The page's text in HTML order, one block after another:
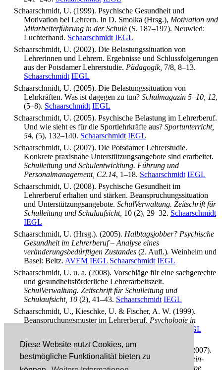
Diese Website nutzt Cookies, um
bestmögliche Funktionalität bieten zu
Schaarschmidt, U. (1999). Psychische Gesundheit und
Motivation bei Lehrern. In D. Smolka (Hrsg.), Motivation und
Mitarbeiterführung in der Schule (S. 187–197). Neuwied:
Luchterhand. Schaarschmidt IEGL
Schaarschmidt, U. (2002). Die Belastungssituation von
Lehrerinnen und Lehrern. Ergebnisse und Schlussfolgerungen
aus der Potsdamer Lehrerstudie. Pädagogik, 7/8, 8–13.
Schaarschmidt IEGL
Schaarschmidt, U. (2005). Die Belastungssituation von
Lehrkräften. Was ist dagegen zu tun? Schulmagazin 5–10, 12,
(5–8). Schaarschmidt IEGL
Schaarschmidt, U. (2005). Psychische Belastung im Lehrerberuf.
Und wie sieht es für die Sportlehrkräfte aus? Sportunterricht,
54, (5), 132–140. Schaarschmidt IEGL
Schaarschmidt, U. (2007). Die Potsdamer Lehrerstudie.
Konkrete praxisnahe Unterstützungsangebote sind erarbeitet.
Schulleitung und Schulentwicklung. Führung und
Personalmanagement, C2.14, 1–18. Schaarschmidt IEGL
Schaarschmidt, U. (2008). Psychische Gesundheit im
Lehrerberuf erhalten und stärken. Beanspruchungssituation
und Unterstützungsangebote. SchulVerwaltung. Zeitschrift für
Schulleitung und Schulaufsicht, 10 (2), 29–32. Schaarschmidt
IEGL
Schaarschmidt, U. (Hrsg.). (2005). Halbtagsjobber? Psychische
Gesundheit im Lehrerberuf – Analyse eines
veränderungsbedürftigen Zustandes (2. Aufl.). Weinheim und
Basel: Beltz. AVEM IEGL Schaarschmidt IEGL
Schaarschmidt, U. u. a. (2008). Vorschläge für eine sachgerechte
und gesundheitsförderliche Lehrerarbeitszeit.
SchulVerwaltung. Zeitschrift für Schulleitung und
Schulaufsicht, 10 (2), 41–43. Schaarschmidt IEGL
Schaarschmidt, U., Kieschke, U. & Fischer, A. W. (1999).
Beanspruchungsmuster im Lehrerberuf. Psychologie in
IEGL
Schaarschmidt, U., Sieland, B., Fischer, A. & Rahm, T. (2007).
Die Arbeitszeit der Lehrerinnen und Lehrer in Nordrhein-
Westfalen. Ergebnisse und Vorschläge der Projektgruppe